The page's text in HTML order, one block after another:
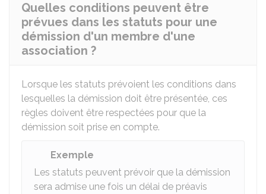
Quelles conditions peuvent être
prévues dans les statuts pour une
démission d'un membre d'une
association ?
Lorsque les statuts prévoient les conditions dans
lesquelles la démission doit être présentée, ces
règles doivent être respectées pour que la
démission soit prise en compte.
Exemple
Les statuts peuvent prévoir que la démission
sera admise une fois un délai de préavis